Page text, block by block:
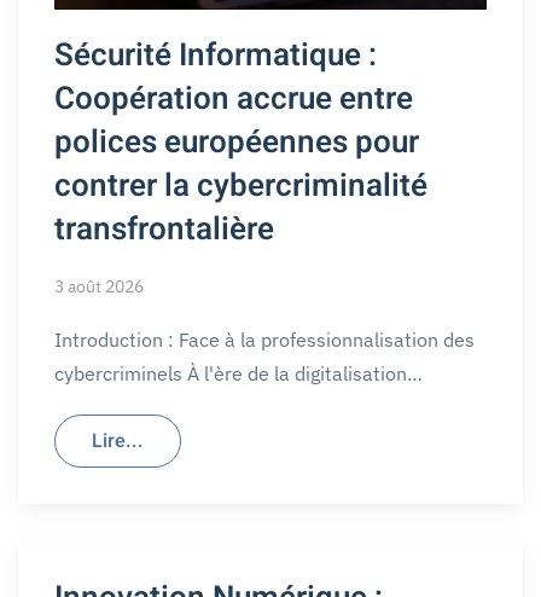
Sécurité Informatique :
Coopération accrue entre
polices européennes pour
contrer la cybercriminalité
transfrontalière
3 août 2026
Introduction : Face à la professionnalisation des
cybercriminels À l'ère de la digitalisation…
Lire...